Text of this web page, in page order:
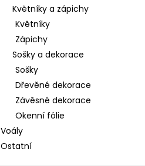
Květníky a zápichy
Květníky
Zápichy
Sošky a dekorace
Sošky
Dřevěné dekorace
Závěsné dekorace
Okenní fólie
Voály
Ostatní